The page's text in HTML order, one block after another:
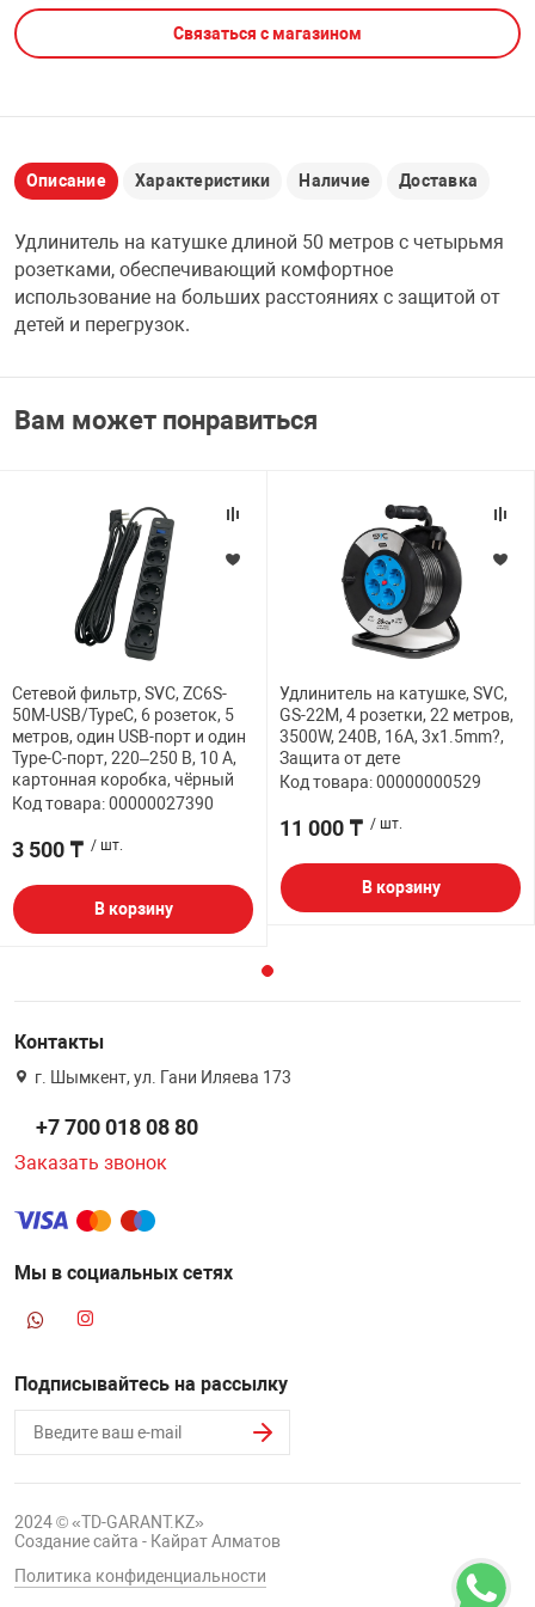
PCI АДАПТЕРЫ
USB
НАБОР ДЛЯ
CD-DVD ДИСКИ
ЛЕНТА ДЛЯ
ДОМА
ТЕХНИКА
Связаться с магазином
Описание Характеристики Наличие Доставка
Удлинитель на катушке длиной 50 метров с четырьмя
розетками, обеспечивающий комфортное
использование на больших расстояниях с защитой от
детей и перегрузок.
Вам может понравиться
Сетевой фильтр, SVC, ZC6S-
50M-USB/TypeC, 6 розеток, 5
метров, один USB-порт и один
Type-C-порт, 220–250 В, 10 A,
картонная коробка, чёрный
Код товара: 00000027390
3 500 ₸ / шт.
В корзину
Удлинитель на катушке, SVC,
GS-22M, 4 розетки, 22 метров,
3500W, 240В, 16A, 3x1.5mm?,
Защита от дете
Код товара: 00000000529
11 000 ₸ / шт.
В корзину
Контакты
г. Шымкент, ул. Гани Иляева 173
+7 700 018 08 80
Заказать звонок
Мы в социальных сетях
Подписывайтесь на рассылку
2024 © «TD-GARANT.KZ»
Создание сайта - Кайрат Алматов
Политика конфиденциальности